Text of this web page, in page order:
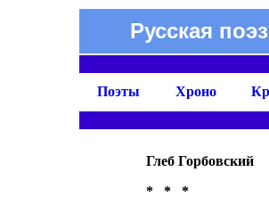
Русская
Поэты Хроно
Глеб Горбовский
* * *